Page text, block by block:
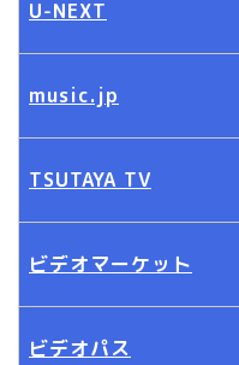
U-NEXT
music.jp
TSUTAYA TV
ビデオマーケット
ビデオパス